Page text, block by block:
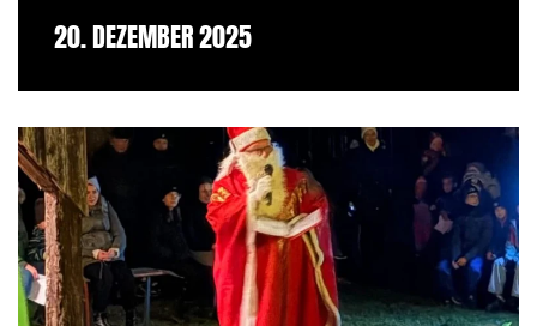
20. DEZEMBER 2025